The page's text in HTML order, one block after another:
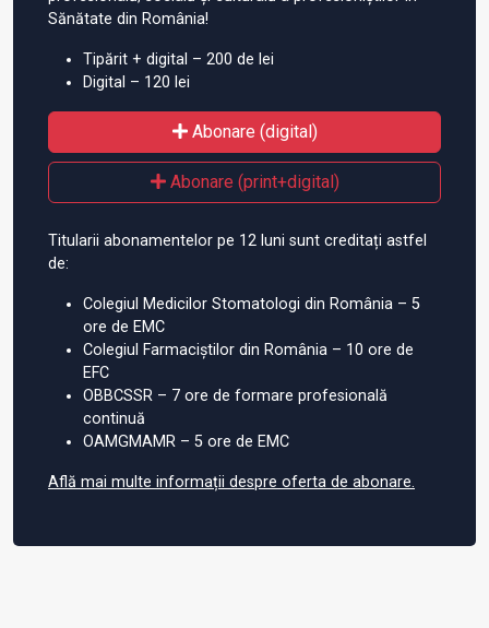
Sănătate din România!
Tipărit + digital – 200 de lei
Digital – 120 lei
Abonare (digital)
Abonare (print+digital)
Titularii abonamentelor pe 12 luni sunt creditați astfel
de:
Colegiul Medicilor Stomatologi din România – 5
ore de EMC
Colegiul Farmaciștilor din România – 10 ore de
EFC
OBBCSSR – 7 ore de formare profesională
continuă
OAMGMAMR – 5 ore de EMC
Află mai multe informații despre oferta de abonare.